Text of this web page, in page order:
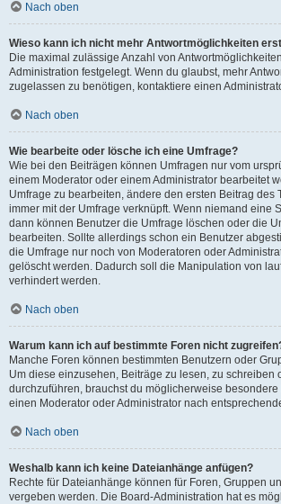
Nach oben
Wieso kann ich nicht mehr Antwortmöglichkeiten
Die maximal zulässige Anzahl von
Administration festgelegt. Wenn du glaubst, mehr
zugelassen zu benötigen, kontaktiere einen
Nach oben
Wie bearbeite oder lösche ich eine Umfrage?
Wie bei den Beiträgen können Umfragen nur vom
einem Moderator oder einem Administrator bearbeitet
Umfrage zu bearbeiten, ändere den ersten Beitrag des
immer mit der Umfrage verknüpft. Wenn niemand eine
dann können Benutzer die Umfrage löschen oder die
bearbeiten. Sollte allerdings schon ein Benutzer
die Umfrage nur noch von Moderatoren oder
gelöscht werden. Dadurch soll die Manipulation von
verhindert werden.
Nach oben
Warum kann ich auf bestimmte Foren nicht
Manche Foren können bestimmten Benutzern oder
Um diese einzusehen, Beiträge zu lesen, zu schreiben
durchzuführen, brauchst du möglicherweise
einen Moderator oder Administrator nach
Nach oben
Weshalb kann ich keine Dateianhänge anfügen?
Rechte für Dateianhänge können für Foren, Gruppen
vergeben werden. Die Board-Administration hat es